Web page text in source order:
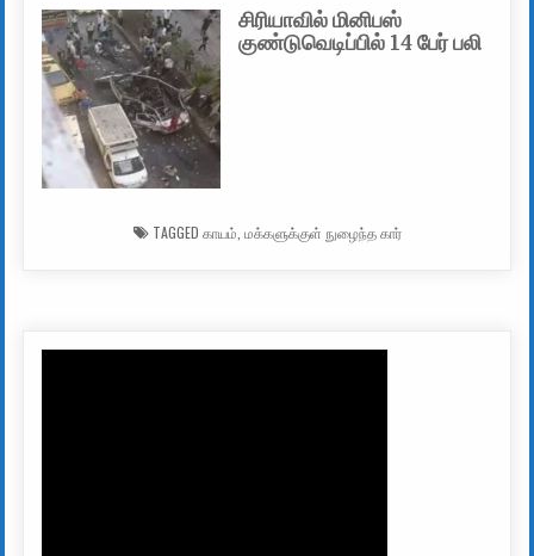
சிரியாவில் மினிபஸ்
குண்டுவெடிப்பில் 14 பேர் பலி
TAGGED காயம் மக்களுக்குள் நுழைந்த கார்